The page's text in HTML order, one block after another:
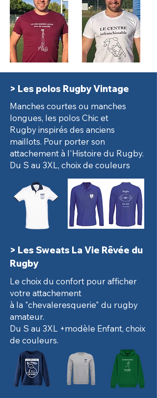
> Les polos Rugby Vintage
Manches courtes ou manches
longues, les polos Chic et
Rugbyinspirés des anciens
maillots. Pour porter son
attachement à l'Histoire du Rugby.
Du S au 3XL, choix de couleurs
> Les Sweats La Vie Rêvée du
Rugby
Le choix du confort pour afficher
votre attachement
à la "chevaleresquerie" du rugby
amateur.
Du S au 3XL +modèle Enfant, choix
de couleurs.